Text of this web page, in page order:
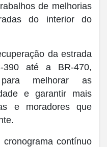
de melhorias
do interior do
da estrada
até a BR-470,
melhorar as
e garantir mais
e moradores que
contínuo